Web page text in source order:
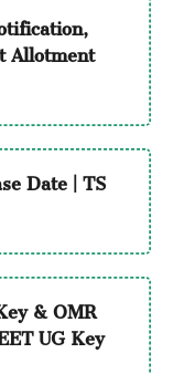
Allotment
Date | TS
& OMR
UG Key